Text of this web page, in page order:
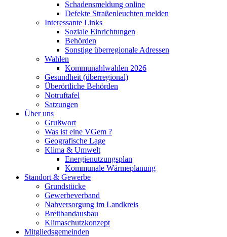
Schadensmeldung online
Defekte Straßenleuchten melden
Interessante Links
Soziale Einrichtungen
Behörden
Sonstige überregionale Adressen
Wahlen
Kommunahlwahlen 2026
Gesundheit (überregional)
Überörtliche Behörden
Notruftafel
Satzungen
Über uns
Grußwort
Was ist eine VGem ?
Geografische Lage
Klima & Umwelt
Energienutzungsplan
Kommunale Wärmeplanung
Standort & Gewerbe
Grundstücke
Gewerbeverband
Nahversorgung im Landkreis
Breitbandausbau
Klimaschutzkonzept
Mitgliedsgemeinden